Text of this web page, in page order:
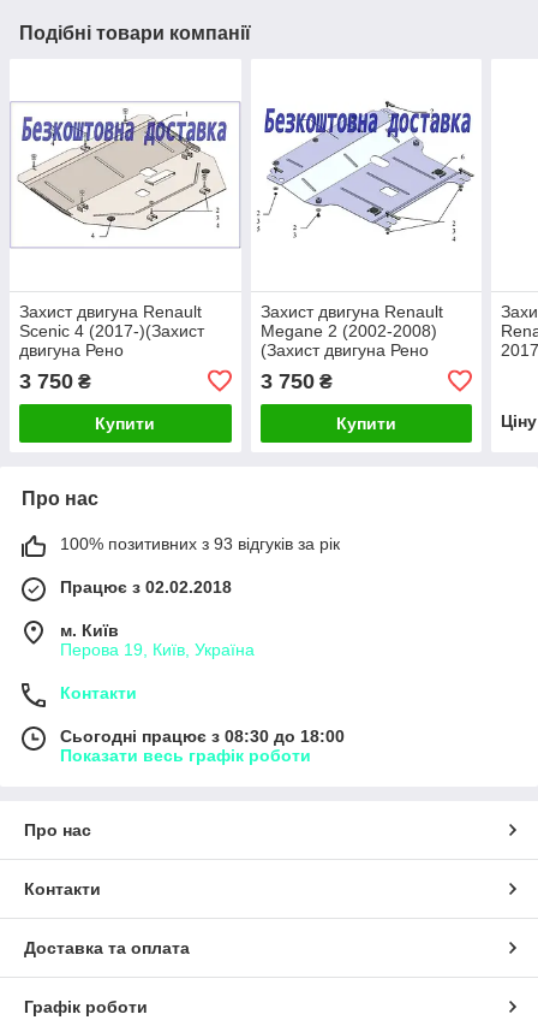
Подібні товари компанії
Захист двигуна Renault
Scenic 4 (2017-)(Захист
двигуна Рено
3 750 ₴
Купити
Захист двигуна Renault
Megane 2 (2002-2008)
(Захист двигуна Рено
3 750₴
Купити
Про нас
100% позитивних з 93 відгуків за рік
Працює з 02.02.2018
м. Київ
Перова 19, Київ, Україна
Контакти
Сьогодні працює з 08:30 до 18:00
Показати весь графік роботи
Про нас
Контакти
Доставка та оплата
Графік роботи